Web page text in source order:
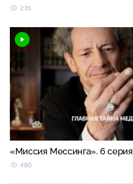
235
«Миссия Мессинга». 6 серия
480